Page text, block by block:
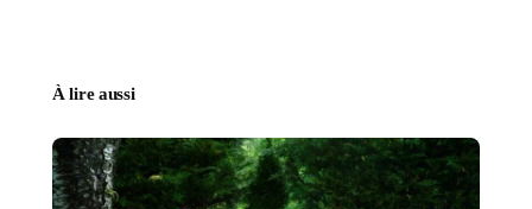
À lire aussi